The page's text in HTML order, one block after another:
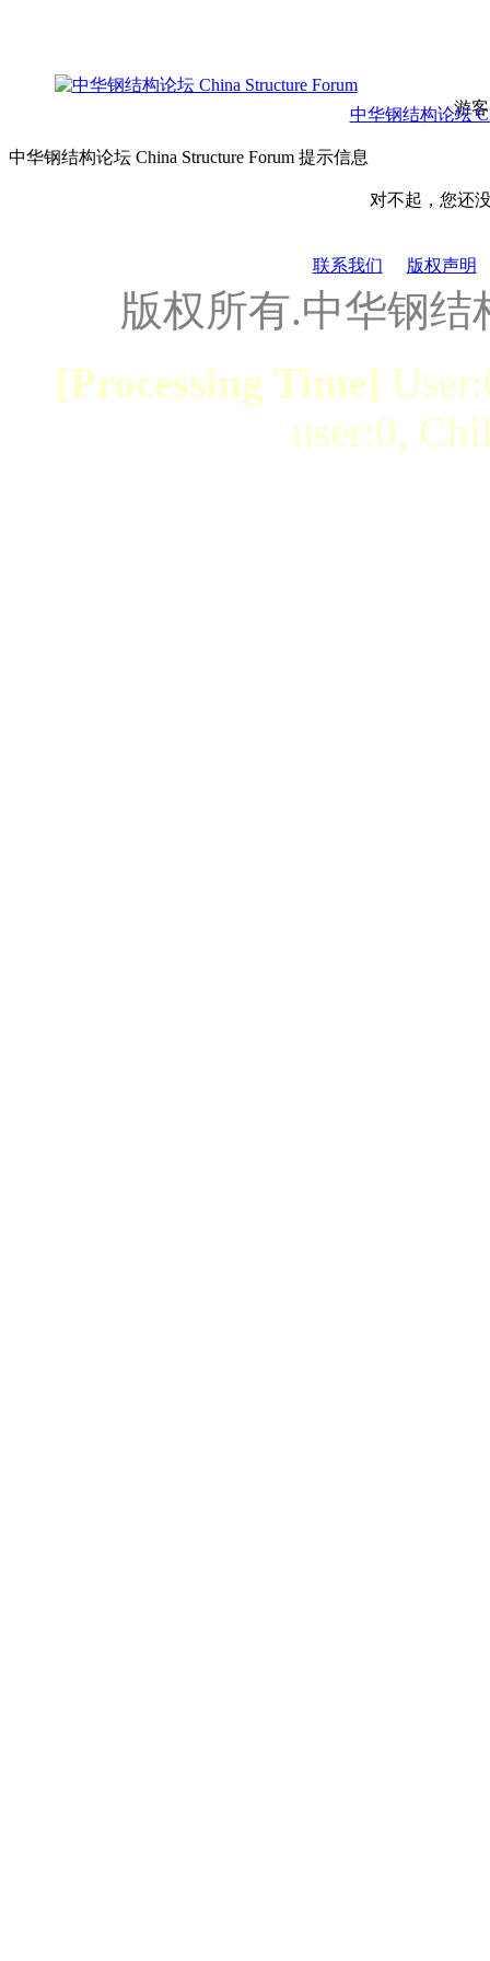
游
中华钢结构论坛
中华钢结构论坛 China Structure Forum 提示信息
对不起，您还
联系我们 版权声明
版权所有.中华钢
[Processing Time]
user:0,